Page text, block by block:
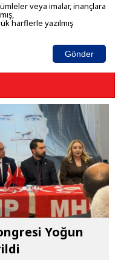
veya imalar, inançlara
harflerle yazılmış
Gönder
Yoğun